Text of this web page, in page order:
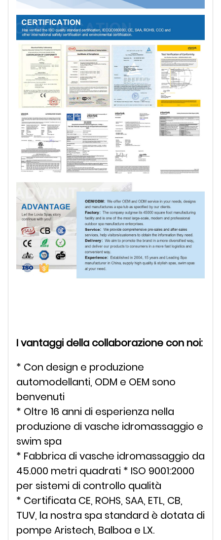
I vantaggi della collaborazione con noi:
* Con design e produzione
automodellanti, ODM e OEM sono
benvenuti
* Oltre 16 anni di esperienza nella
produzione di vasche idromassaggio e
swim spa
* Fabbrica di vasche idromassaggio da
45.000 metri quadrati * ISO 9001:2000
per sistemi di controllo qualità
* Certificata CE, ROHS, SAA, ETL, CB,
TUV, la nostra spa standard è dotata di
pompe Aristech, Balboa e LX.